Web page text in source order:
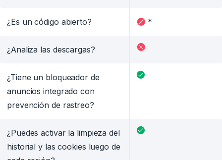
¿Es un código abierto? *
¿Analiza las descargas?
¿Tiene un bloqueador de
anuncios integrado con
prevención de rastreo?
¿Puedes activar la limpieza del
historial y las cookies luego de